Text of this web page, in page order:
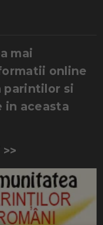
mai
online
parintilor si
in aceasta